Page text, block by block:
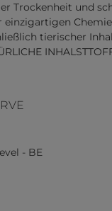
Trockenheit und
tierischer
- BE